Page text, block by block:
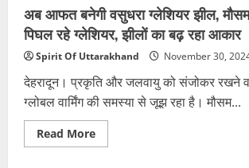
अब आफत बनेगी वसुधरा ग्लेशियर झील, मौसम
पिघल रहे ग्लेशियर, झीलों का बढ़ रहा आकार
Spirit Of Uttarakhand November 30,
देहरादून। प्रकृति और जलवायु को संजोकर रखने
ग्लोबल वार्मिंग की समस्या से जूझ रहा है। मौसम...
Read MoreRead
more